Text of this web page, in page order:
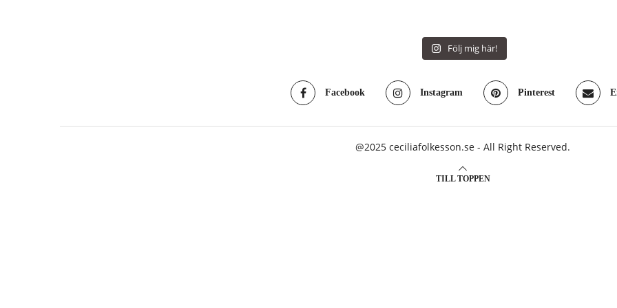
Följ mig här!
Facebook Instagram Pinterest
@2025 ceciliafolkesson.se - All Right Reserved.
TILL TOPPEN